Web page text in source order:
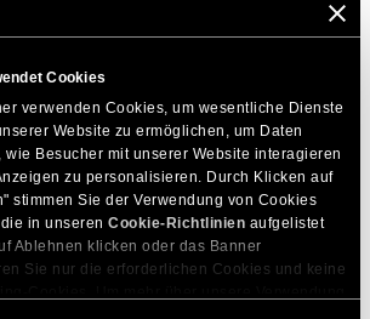
Cookies
verwenden Cookies, um wesentliche Dienste
Website zu ermöglichen, um Daten
wie Besucher mit unserer Website interagieren
zu personalisieren. Durch Klicken auf
stimmen Sie der Verwendung von Cookies
in unseren Cookie-Richtlinien aufgelistet
Ablehnen klicken oder das Banner
Sie nur die erforderlichen Cookies und keine
können, sowie eine detaillierte
verbundenen Zugriffsrechte finden
„Was kann ich als Mitarbeiter tun und
.
wird hauptsächlich von Resellern und